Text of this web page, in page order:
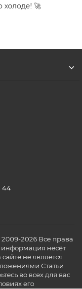
холоде! 🚀
44
2026 Все права
несёт
не является
Статьи
во всех для вас
его